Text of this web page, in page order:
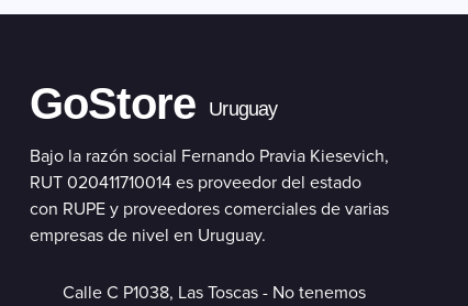
GoStore Uruguay
Bajo la razón social Fernando Pravia Kiesevich,
RUT 020411710014 es proveedor del estado
con RUPE y proveedores comerciales de varias
empresas de nivel en Uruguay.
Calle C P1038, Las Toscas - No tenemos